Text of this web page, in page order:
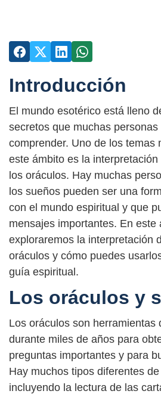
Introducción
El mundo esotérico está lleno
secretos que muchas
comprender. Uno de los temas
este ámbito es la
los oráculos. Hay muchas
los sueños pueden ser una
con el mundo espiritual y que
mensajes importantes. En este
exploraremos la interpretación
oráculos y cómo puedes
guía espiritual.
Los oráculos y
Los oráculos son herramientas
durante miles de años para
preguntas importantes y para
Hay muchos tipos diferentes
incluyendo la lectura de las